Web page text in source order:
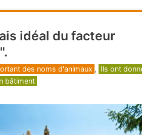
idéal du facteur
des noms d'animaux , Ils ont
bâtiment